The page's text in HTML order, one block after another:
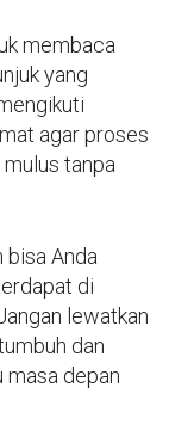
membaca
yang
agar proses
tanpa
bisa Anda
di
lewatkan
dan
masa depan